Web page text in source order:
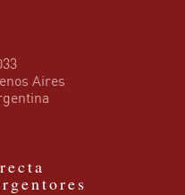
Aires